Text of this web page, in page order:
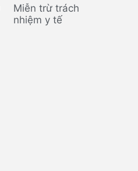
Miễn trừ trách
nhiệm y tế